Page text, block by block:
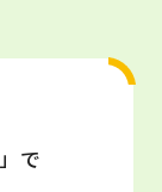
で